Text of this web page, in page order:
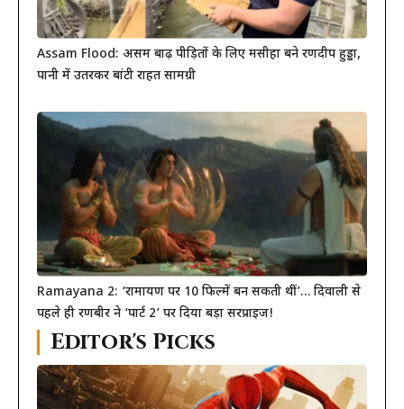
Assam Flood: असम बाढ़ पीड़ितों के लिए मसीहा बने रणदीप हुड्डा,
पानी में उतरकर बांटी राहत सामग्री
Ramayana 2: ‘रामायण पर 10 फिल्में बन सकती थीं’… दिवाली से
पहले ही रणबीर ने ‘पार्ट 2’ पर दिया बड़ा सरप्राइज!
Editor's Picks